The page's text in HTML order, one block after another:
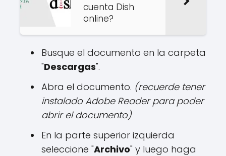
cuenta Dish
online?
Busque el documento en la carpeta
"Descargas".
Abra el documento. (recuerde tener
instalado Adobe Reader para poder
abrir el documento)
En la parte superior izquierda
seleccione "Archivo" y luego haga